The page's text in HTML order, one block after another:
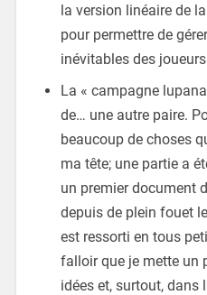
la version linéaire de
pour permettre de
inévitables des
La « campagne
de… une autre paire.
beaucoup de choses
ma tête; une partie a
un premier document
depuis de plein fouet
est ressorti en tous
falloir que je mette un
idées et, surtout, dans